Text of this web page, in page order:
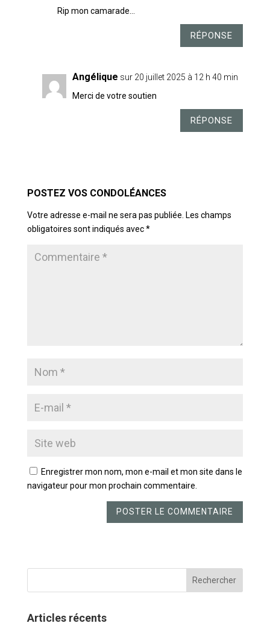
Rip mon camarade…
RÉPONSE
Angélique sur 20 juillet 2025 à 12 h 40 min
Merci de votre soutien
RÉPONSE
Votre adresse e-mail ne sera pas publiée. Les champs
obligatoires sont indiqués avec*
Enregistrer mon nom, mon e-mail et mon site dans le
navigateur pour mon prochain commentaire.
Articles récents